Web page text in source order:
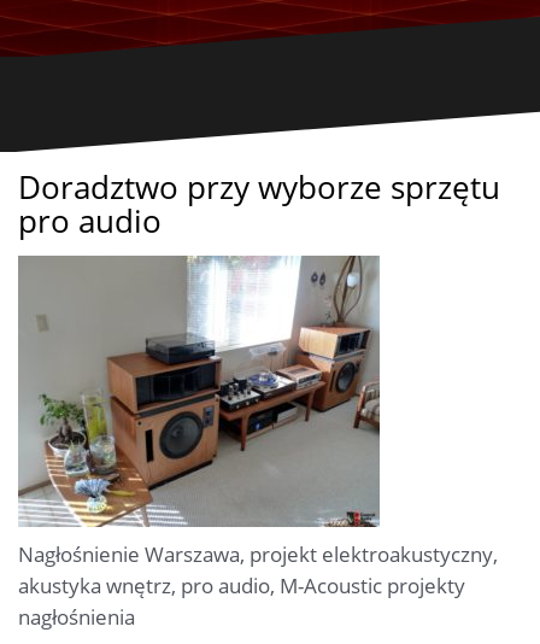
Doradztwo przy wyborze sprzętu
pro audio
Nagłośnienie Warszawa, projekt elektroakustyczny,
akustyka wnętrz, pro audio, M-Acoustic projekty
nagłośnienia